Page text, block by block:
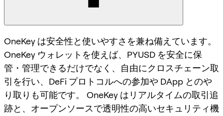
OneKey は安全性と使いやすさを兼ね備えています。
OneKey ウォレットを使えば、PYUSD を安全に保
管・管理できるだけでなく、自由にクロスチェーン取
引を行い、DeFi プロトコルへの参加や DApp とのや
り取りも可能です。 OneKey はリアルタイムの取引追
跡と、オープンソースで透明性の高いセキュリティ機